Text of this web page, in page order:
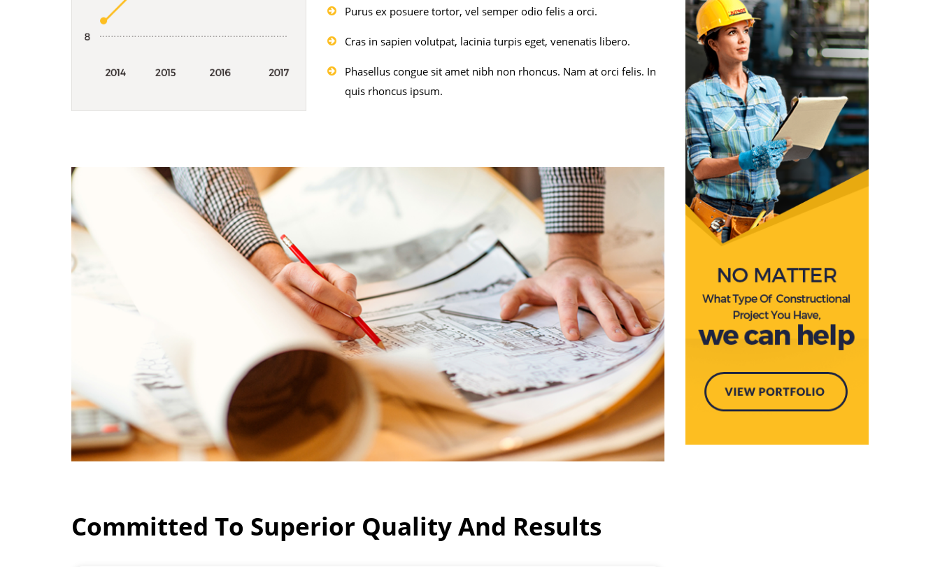
Purus ex posuere tortor, vel semper odio felis a orci.
Cras in sapien volutpat, lacinia turpis eget, venenatis libero.
Phasellus congue sit amet nibh non rhoncus. Nam at orci felis. In
quis rhoncus ipsum.
Committed To Superior Quality And Results